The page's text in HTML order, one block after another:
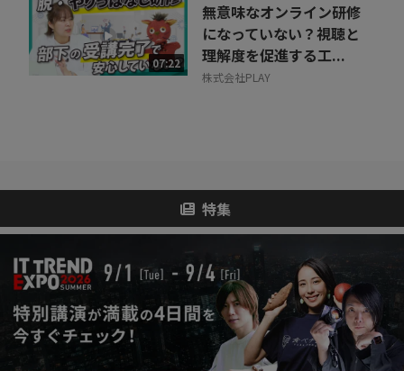
07:22
無意味なオンライン研修
になっていない？視聴と
理解度を促進する工...
株式会社PLAY
特集